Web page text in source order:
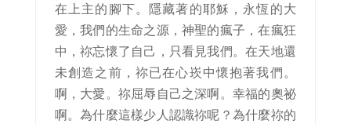
在上主的腳下。隱藏著的耶穌，永恆的大
愛，我們的生命之源，神聖的瘋子，在瘋狂
中，祢忘懷了自己，只看見我們。在天地還
未創造之前，祢已在心崁中懷抱著我們。
啊，大愛。祢屈辱自己之深啊。幸福的奧祕
啊。為什麼這樣少人認識祢呢？為什麼祢的